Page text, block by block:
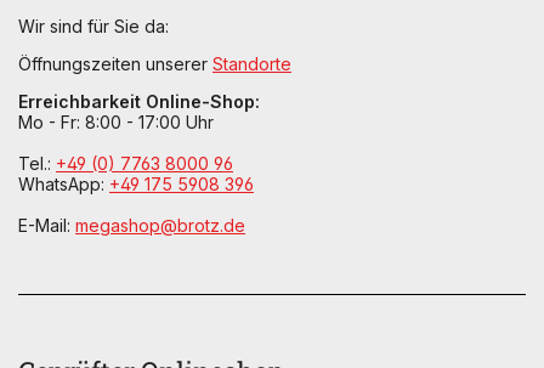
Wir sind für Sie da:
Öffnungszeiten unserer Standorte
Erreichbarkeit Online-Shop:
Mo - Fr: 8:00 - 17:00 Uhr
Tel.: +49 (0) 7763 8000 96
WhatsApp: +49 175 5908 396
E-Mail: megashop@brotz.de